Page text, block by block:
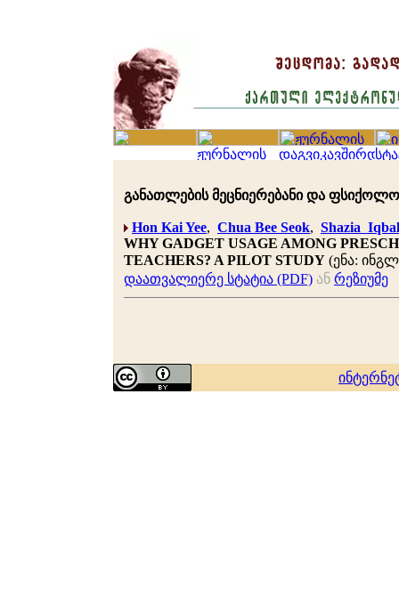
განათლების მეცნიერებანი და
Hon Kai Yee, Chua Bee Seok, Shazia
WHY GADGET USAGE AMONG
TEACHERS? A PILOT STUDY (ენა:
დაათვალიერე სტატია (PDF) ან რეზიუმე